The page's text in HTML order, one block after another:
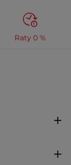
Raty 0 %